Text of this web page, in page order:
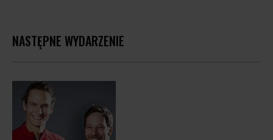
NASTĘPNE WYDARZENIE